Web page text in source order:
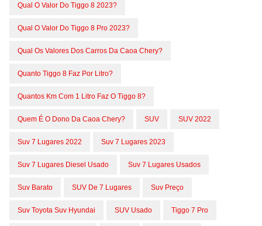
Qual O Valor Do Tiggo 8 2023?
Qual O Valor Do Tiggo 8 Pro 2023?
Qual Os Valores Dos Carros Da Caoa Chery?
Quanto Tiggo 8 Faz Por Litro?
Quantos Km Com 1 Litro Faz O Tiggo 8?
Quem É O Dono Da Caoa Chery? SUV SUV 2022
Suv 7 Lugares 2022 Suv 7 Lugares 2023
Suv 7 Lugares Diesel Usado Suv 7 Lugares Usados
Suv Barato SUV De 7 Lugares Suv Preço
Suv Toyota Suv Hyundai SUV Usado Tiggo 7 Pro